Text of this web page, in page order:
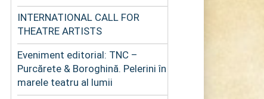
INTERNATIONAL CALL FOR
THEATRE ARTISTS
Eveniment editorial: TNC –
Purcărete & Boroghină. Pelerini în
marele teatru al lumii